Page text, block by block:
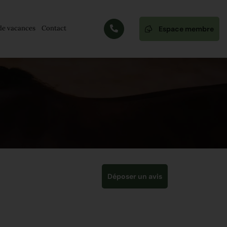
vacances Contact Espace membre
Déposer un avis